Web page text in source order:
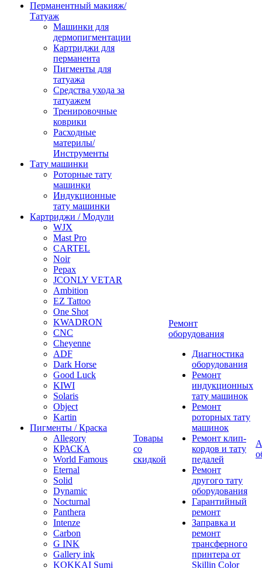
Перманентный макияж/
Татуаж
Машинки для
дермопигментации
Картриджи для
перманента
Пигменты для
татуажа
Средства ухода за
татуажем
Тренировочные
коврики
Расходные
материлы/
Инструменты
Тату машинки
Роторные тату
машинки
Индукционные
тату машинки
Картриджи / Модули
WJX
Mast Pro
CARTEL
Noir
Pepax
JCONLY VETAR
Ambition
EZ Tattoo
One Shot
KWADRON
CNC
Cheyenne
ADF
Dark Horse
Good Luck
KIWI
Solaris
Object
Kartin
Пигменты / Краска
Allegory
КРАСКА
World Famous
Eternal
Solid
Dynamic
Nocturnal
Panthera
Intenze
Carbon
G INK
Gallery ink
KOKKAI Sumi
Товары
со
скидкой
Ремонт
оборудования
Диагностика
оборудования
Ремонт
индукционных
тату машинок
Ремонт
роторных тату
машинок
Ремонт клип-
кордов и тату
педалей
Ремонт
другого тату
оборудования
Гарантийный
ремонт
Заправка и
ремонт
трансферного
принтера от
Skillin Color